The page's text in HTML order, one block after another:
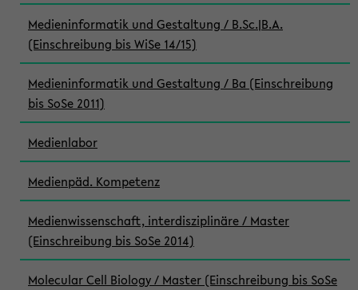
Medieninformatik und Gestaltung / B.Sc.|B.A.
(Einschreibung bis WiSe 14/15)
Medieninformatik und Gestaltung / Ba (Einschreibung
bis SoSe 2011)
Medienlabor
Medienpäd. Kompetenz
Medienwissenschaft, interdisziplinäre / Master
(Einschreibung bis SoSe 2014)
Molecular Cell Biology / Master (Einschreibung bis SoSe